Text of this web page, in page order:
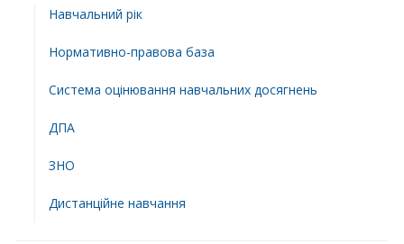
Навчальний рік
Нормативно-правова база
Система оцінювання навчальних досягнень
ДПА
ЗНО
Дистанційне навчання